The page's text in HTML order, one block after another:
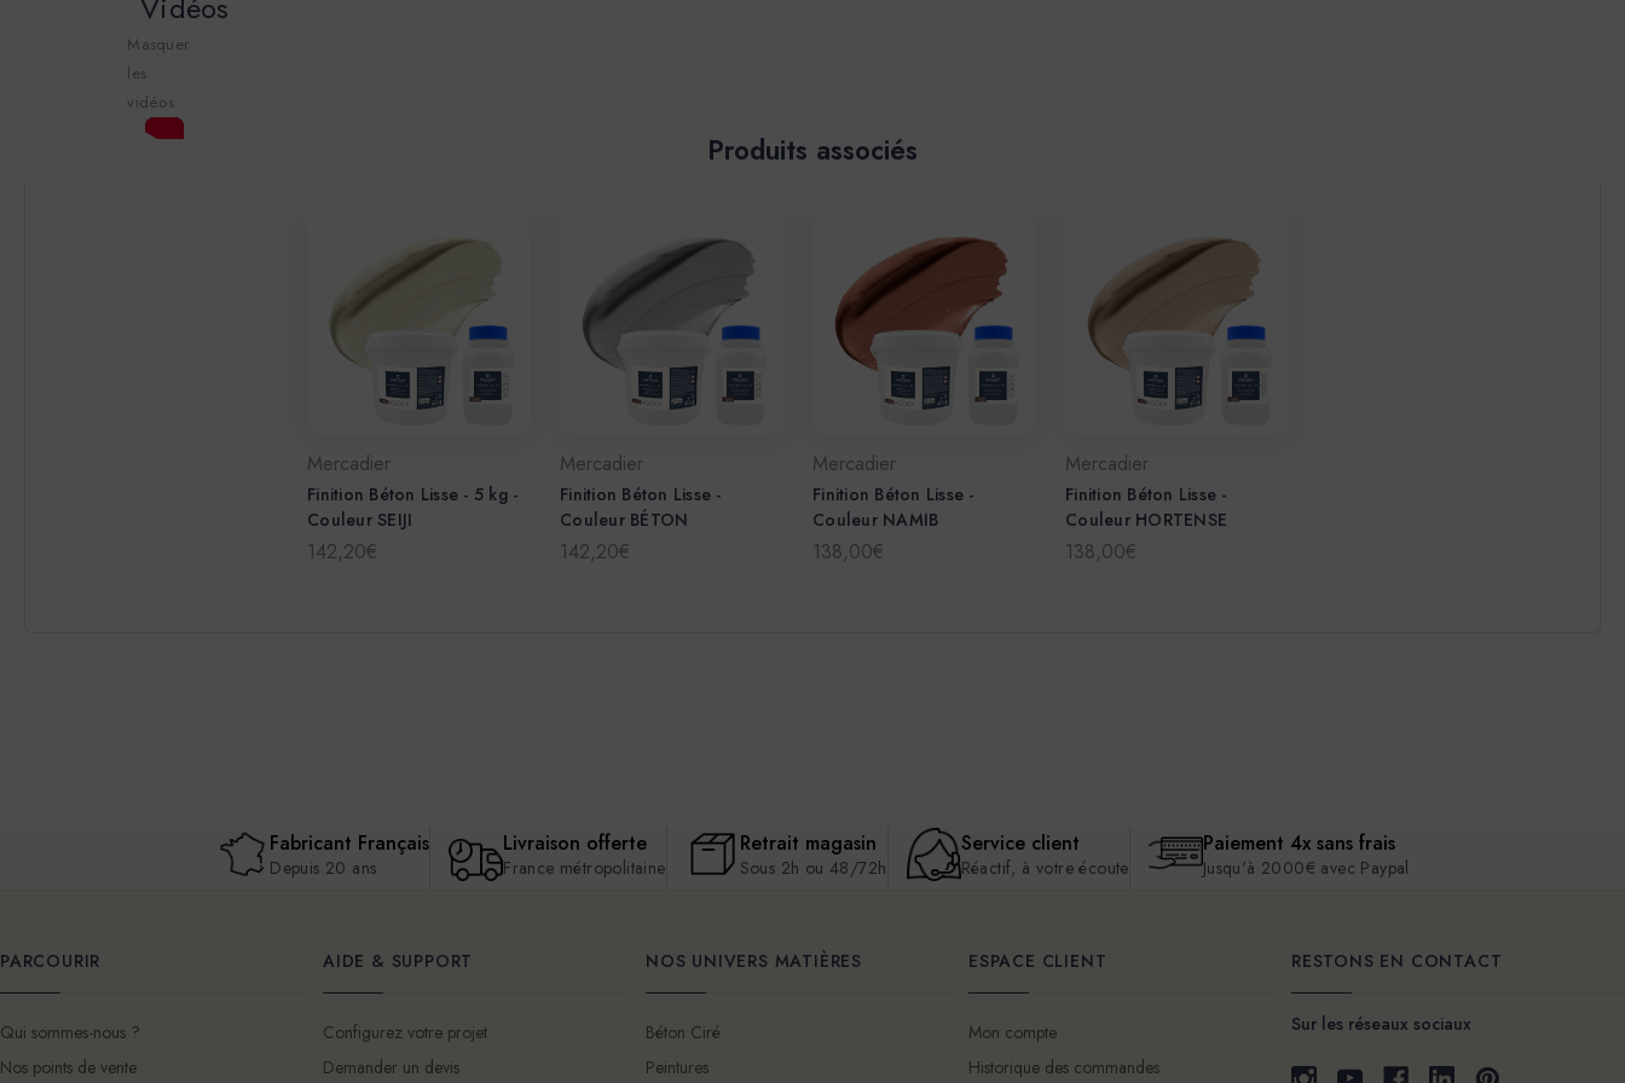
Masquer
les
vidéos
Produits associés
Mercadier
Finition Béton Lisse - 5 kg -
Couleur SEIJI
142,20€
Mercadier
Finition Béton Lisse -
Couleur BÉTON
142,20€
Mercadier
Finition Béton Lisse -
Couleur NAMIB
138,00€
Mercadier
Finition Béton Lisse -
Couleur HORTENSE
138,00€
Fabricant Français
Depuis 20 ans
Livraison offerte
France métropolitaine
Retrait magasin
Sous 2h ou 48/72h
Service client
Réactif, à votre écoute
Paiement 4x sans frais
Jusqu'à 2000€ avec Paypal
PARCOURIR
Qui sommes-nous ?
Nos points de vente
AIDE & SUPPORT
Configurez votre projet
Demander un devis
NOS UNIVERS MATIÈRES
Béton Ciré
Peintures
ESPACE CLIENT
Mon compte
Historique des commandes
RESTONS EN CONTACT
Sur les réseaux sociaux